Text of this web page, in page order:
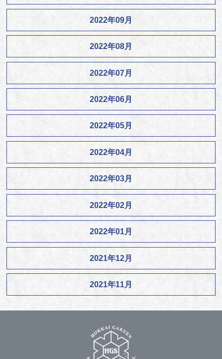
2022年09月
2022年08月
2022年07月
2022年06月
2022年05月
2022年04月
2022年03月
2022年02月
2022年01月
2021年12月
2021年11月